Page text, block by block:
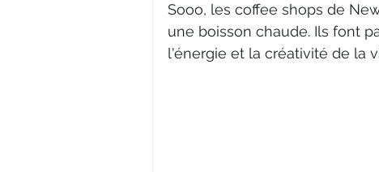
Sooo, les coffee shops de
une boisson chaude. Ils font
l'énergie et la créativité de la